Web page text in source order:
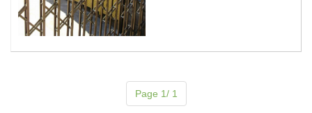
Page 1/ 1